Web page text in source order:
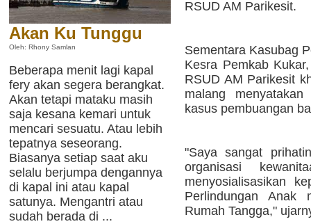
Akan Ku Tunggu
Oleh: Rhony Samlan
Beberapa menit lagi kapal
fery akan segera berangkat.
Akan tetapi mataku masih
saja kesana kemari untuk
mencari sesuatu. Atau lebih
tepatnya seseorang.
Biasanya setiap saat aku
selalu berjumpa dengannya
di kapal ini atau kapal
satunya. Mengantri atau
sudah berada di ...
RSUD AM Parikesit.
Sementara Kasubag
Kesra Pemkab
RSUD AM Parikesit
malang
kasus pembuangan
"Saya sangat
organisasi
menyosialisasikan
Perlindungan Anak
Rumah Tangga,"